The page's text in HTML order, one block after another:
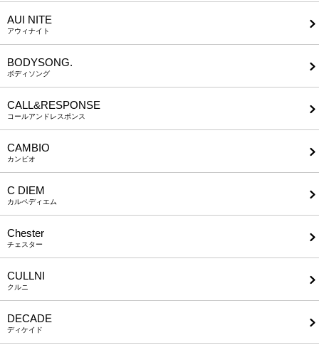
AUI NITE
アウィナイト
BODYSONG.
ボディソング
CALL&RESPONSE
コールアンドレスポンス
CAMBIO
カンビオ
C DIEM
カルペディエム
Chester
チェスター
CULLNI
クルニ
DECADE
ディケイド